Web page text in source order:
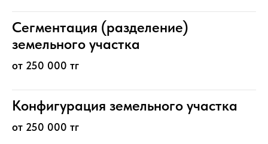
Сегментация (разделение)
земельного участка
от 250 000 тг
Конфигурация земельного участка
от 250 000 тг